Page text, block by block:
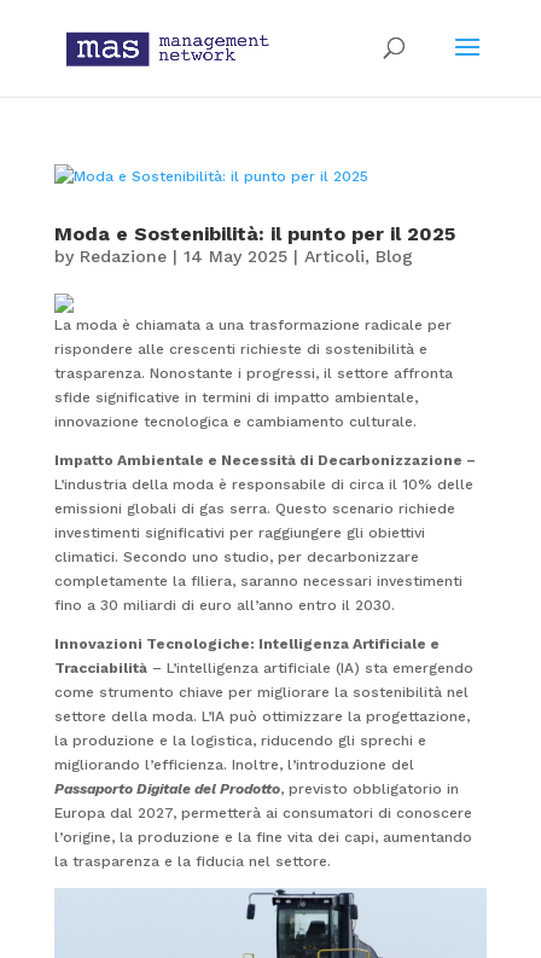
Moda e Sostenibilità: il punto per il 2025
by Redazione| 14 May 2025| Articoli, Blog
La moda è chiamata a una trasformazione radicale per
rispondere alle crescenti richieste di sostenibilità e
trasparenza. Nonostante i progressi, il settore affronta
sfide significative in termini di impatto ambientale,
innovazione tecnologica e cambiamento culturale.
Impatto Ambientale e Necessità di Decarbonizzazione –
L’industria della moda è responsabile di circa il 10% delle
emissioni globali di gas serra. Questo scenario richiede
investimenti significativi per raggiungere gli obiettivi
climatici. Secondo uno studio, per decarbonizzare
completamente la filiera, saranno necessari investimenti
fino a 30 miliardi di euro all’anno entro il 2030.
Innovazioni Tecnologiche: Intelligenza Artificiale e
Tracciabilità– L’intelligenza artificiale (IA) sta emergendo
come strumento chiave per migliorare la sostenibilità nel
settore della moda. L’IA può ottimizzare la progettazione,
la produzione e la logistica, riducendo gli sprechi e
migliorando l’efficienza. Inoltre, l’introduzione del
Passaporto Digitale del Prodotto, previsto obbligatorio in
Europa dal 2027, permetterà ai consumatori di conoscere
l’origine, la produzione e la fine vita dei capi, aumentando
la trasparenza e la fiducia nel settore.